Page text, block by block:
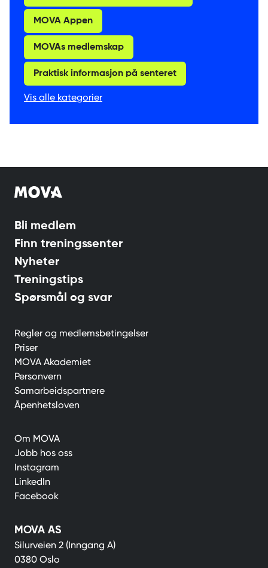
MOVA Appen
MOVAs medlemskap
Praktisk informasjon på senteret
Vis alle kategorier
Bli medlem
Finn treningssenter
Nyheter
Treningstips
Spørsmål og svar
Regler og medlemsbetingelser
Priser
MOVA Akademiet
Personvern
Samarbeidspartnere
Åpenhetsloven
Om MOVA
Jobb hos oss
Instagram
LinkedIn
Facebook
MOVA AS
Silurveien 2 (Inngang A)
0380 Oslo